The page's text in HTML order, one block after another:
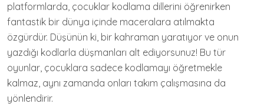
platformlarda, çocuklar kodlama dillerini öğrenirken
fantastik bir dünya içinde maceralara atılmakta
özgürdür. Düşünün ki, bir kahraman yaratıyor ve onun
yazdığı kodlarla düşmanları alt ediyorsunuz! Bu tür
oyunlar, çocuklara sadece kodlamayı öğretmekle
kalmaz, aynı zamanda onları takım çalışmasına da
yönlendirir.